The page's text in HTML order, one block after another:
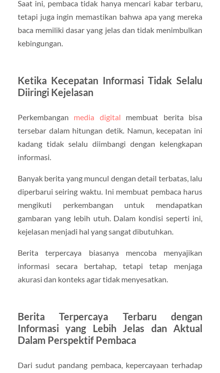
Saat ini, pembaca tidak hanya mencari kabar terbaru,
tetapi juga ingin memastikan bahwa apa yang mereka
baca memiliki dasar yang jelas dan tidak menimbulkan
kebingungan.
Ketika Kecepatan Informasi Tidak Selalu
Diiringi Kejelasan
Perkembangan media digital membuat berita bisa
tersebar dalam hitungan detik. Namun, kecepatan ini
kadang tidak selalu diimbangi dengan kelengkapan
informasi.
Banyak berita yang muncul dengan detail terbatas, lalu
diperbarui seiring waktu. Ini membuat pembaca harus
mengikuti perkembangan untuk mendapatkan
gambaran yang lebih utuh. Dalam kondisi seperti ini,
kejelasan menjadi hal yang sangat dibutuhkan.
Berita terpercaya biasanya mencoba menyajikan
informasi secara bertahap, tetapi tetap menjaga
akurasi dan konteks agar tidak menyesatkan.
Berita Terpercaya Terbaru dengan
Informasi yang Lebih Jelas dan Aktual
Dalam Perspektif Pembaca
Dari sudut pandang pembaca, kepercayaan terhadap